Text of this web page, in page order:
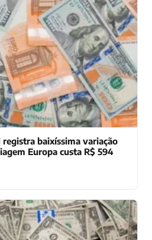
registra baixíssima variação
Europa custa R$ 594